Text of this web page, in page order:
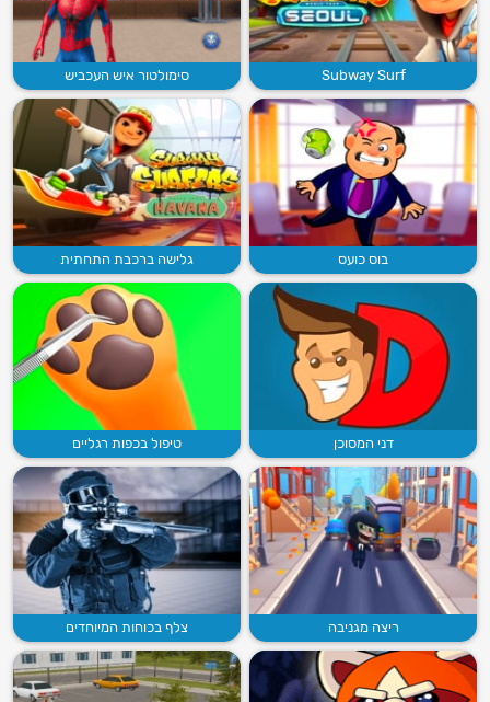
Subway Surf סימולטור איש העכביש
בוס כועס גלישה ברכבת התחתית
דני המסוכן טיפול בכפות רגליים
ריצה מגניבה צלף בכוחות המיוחדים